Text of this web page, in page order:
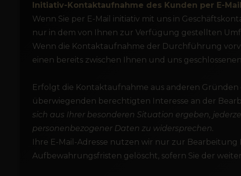
Initiativ-Kontaktaufnahme des Kunden per E-Mail
Wenn Sie per E-Mail initiativ mit uns in
nur in dem von Ihnen zur Verfügung gestellten
Wenn die Kontaktaufnahme der Durchführung
einen bereits zwischen Ihnen und uns
Erfolgt die Kontaktaufnahme aus anderen Gründen
überwiegenden berechtigten Interesse an der
sich aus Ihrer besonderen Situation ergeben,
personenbezogener Daten zu widersprechen.
Ihre E-Mail-Adresse nutzen wir nur zur
Aufbewahrungsfristen gelöscht, sofern Sie der